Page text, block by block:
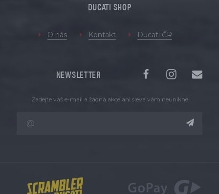
DUCATI SHOP
O nás Kontakt Ducati ČR
NEWSLETTER
Zadejte váš e-mail a žádná akce ani sleva vám neunikne